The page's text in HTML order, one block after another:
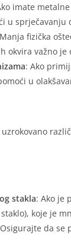
imate
u sprječavanju
fizička
okvira važno
: Ako
u
uzrokovano
stakla: Ako je
koje je
da se